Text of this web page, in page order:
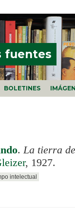
fuentes
BOLETINES
.La tierra
, 1927.
intelectual